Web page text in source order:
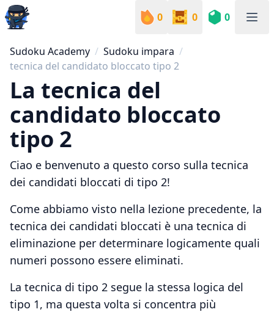
0 0 0
Sudoku Academy
Sudoku impara
tecnica del candidato bloccato tipo 2
La tecnica del
candidato bloccato
tipo 2
Ciao e benvenuto a questo corso sulla tecnica
dei candidati bloccati di tipo 2!
Come abbiamo visto nella lezione precedente, la
tecnica dei candidati bloccati è una tecnica di
eliminazione per determinare logicamente quali
numeri possono essere eliminati.
La tecnica di tipo 2 segue la stessa logica del
tipo 1, ma questa volta si concentra più